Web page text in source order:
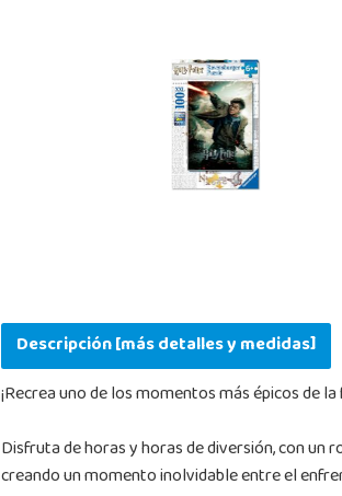
Descripción [más detalles y medidas]
¡Recrea uno de los momentos más épicos de
Disfruta de horas y horas de diversión, con un
creando un momento inolvidable entre el